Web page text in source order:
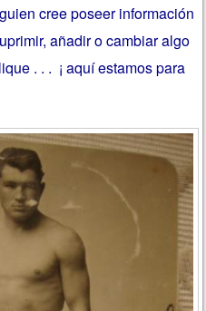
cree poseer información
añadir o cambiar algo
. . . ¡ aquí estamos para